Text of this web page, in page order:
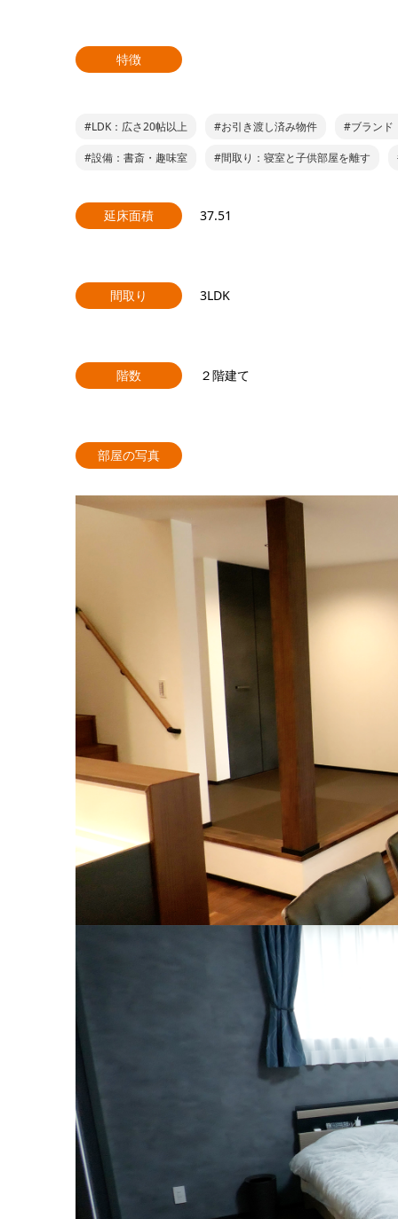
特徴
#LDK：広さ20帖以上 #お引き渡し済み物件 #ブランド
#設備：書斎・趣味室 #間取り：寝室と子供部屋を離す
延床面積 37.51
間取り 3LDK
階数 ２階建て
部屋の写真